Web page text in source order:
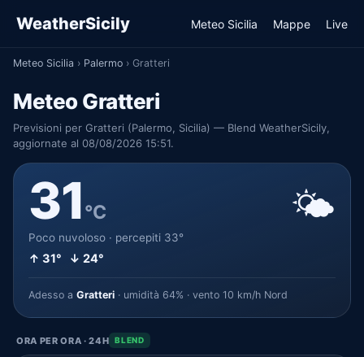
WeatherSicily Meteo Sicilia Mappe Live
Meteo Sicilia › Palermo › Gratteri
Meteo Gratteri
Previsioni per Gratteri (Palermo, Sicilia) — Blend WeatherSicily,
aggiornate al 08/08/2026 15:51.
31°C
Poco nuvoloso · percepiti 33°
↑ 31° ↓ 24°
🌤️
Adesso a Gratteri · umidità 64% · vento 10 km/h Nord
ORA PER ORA · 24H BLEND